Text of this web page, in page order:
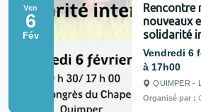
Ven
6
Fév
Rencontre
nouveaux
solidarité
Vendredi 6
à 17h00
QUIMPER -
Organisé par :